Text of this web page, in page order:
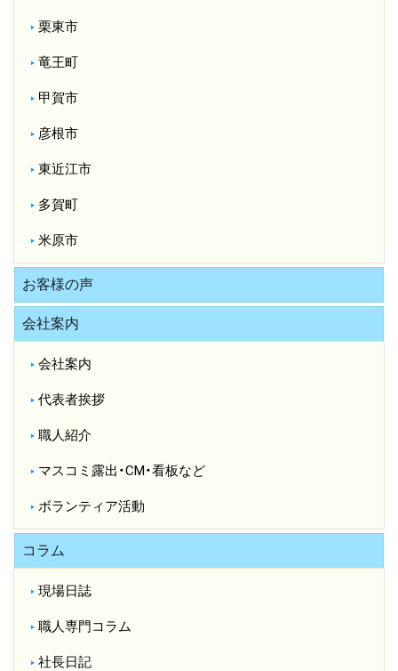
栗東市
竜王町
甲賀市
彦根市
東近江市
多賀町
米原市
お客様の声
会社案内
会社案内
代表者挨拶
職人紹介
マスコミ露出・CM・看板など
ボランティア活動
コラム
現場日誌
職人専門コラム
社長日記